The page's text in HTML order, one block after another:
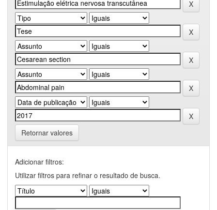
Retornar valores
Adicionar filtros:
Utilizar filtros para refinar o resultado de busca.